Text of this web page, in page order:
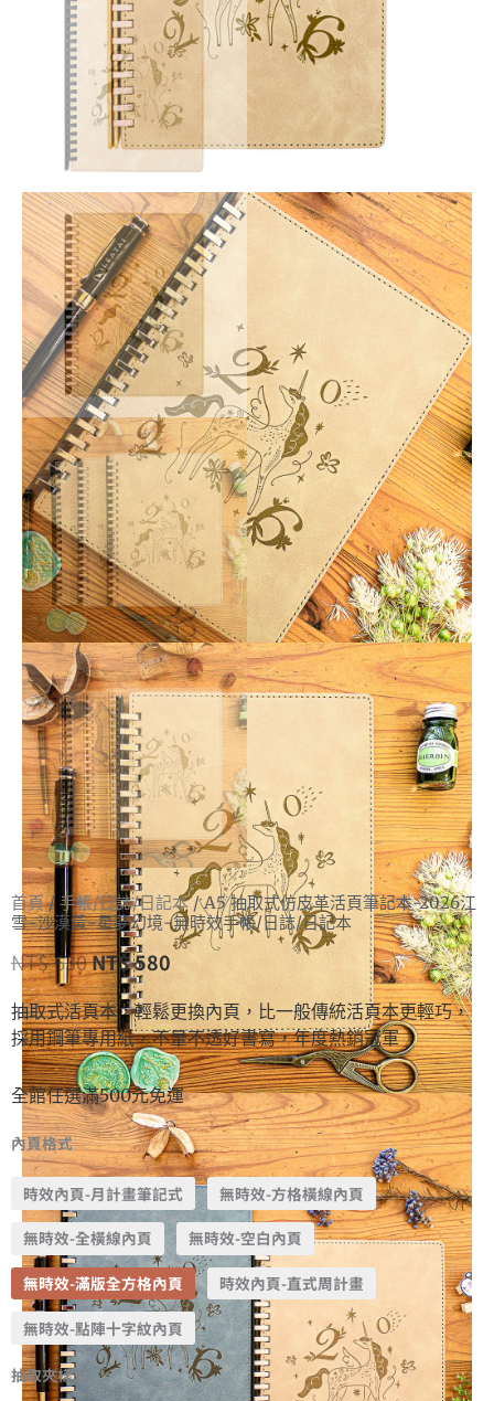
首頁/ 手帳/日誌/日記本/ A5 抽取式仿皮革活頁筆記本-2026江
雪-沙漠黃-星夢幻境-無時效手帳/日誌/日記本
NT$630NT$580
抽取式活頁本，輕鬆更換內頁，比一般傳統活頁本更輕巧，
採用鋼筆專用紙，不暈不透好書寫，年度熱銷冠軍
全館任選滿500元免運
內頁格式
時效內頁-月計畫筆記式 無時效-方格橫線內頁
無時效-全橫線內頁 無時效-空白內頁
無時效-滿版全方格內頁 時效內頁-直式周計畫
無時效-點陣十字紋內頁
抽取夾樣式